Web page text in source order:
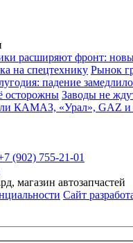
расширяют фронт:
на спецтехнику Рынок
падение
осторожны Заводы не
КАМАЗ, «Урал», GAZ и
(902) 755-21-01
магазин автозапчастей
Сайт